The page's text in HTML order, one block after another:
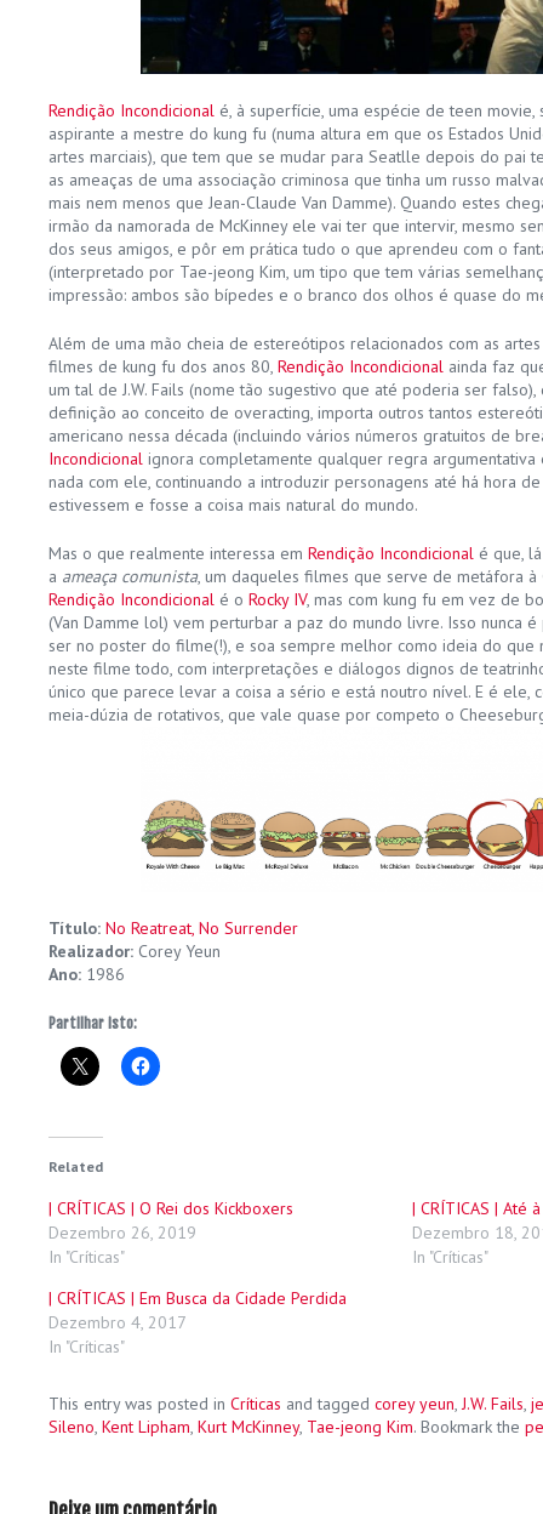
Rendição Incondicional é, à superfície, uma espécie de teen
aspirante a mestre do kung fu (numa altura em que os Estados
artes marciais), que tem que se mudar para Seatlle depois do pai
as ameaças de uma associação criminosa que tinha um russo
mais nem menos que Jean-Claude Van Damme). Quando estes
irmão da namorada de McKinney ele vai ter que intervir, mesmo
dos seus amigos, e pôr em prática tudo o que aprendeu com o
(interpretado por Tae-jeong Kim, um tipo que tem várias
impressão: ambos são bípedes e o branco dos olhos é quase do
Além de uma mão cheia de estereótipos relacionados com as
filmes de kung fu dos anos 80, Rendição Incondicional ainda faz
um tal de J.W. Fails (nome tão sugestivo que até poderia ser
definição ao conceito de overacting, importa outros tantos
americano nessa década (incluindo vários números gratuitos de
Incondicional ignora completamente qualquer regra
nada com ele, continuando a introduzir personagens até há hora
estivessem e fosse a coisa mais natural do mundo.
Mas o que realmente interessa em Rendição Incondicional é que,
a ameaça comunista, um daqueles filmes que serve de metáfora à
Rendição Incondicional é o Rocky IV, mas com kung fu em vez de
(Van Damme lol) vem perturbar a paz do mundo livre. Isso nunca
ser no poster do filme(!), e soa sempre melhor como ideia do que
neste filme todo, com interpretações e diálogos dignos de
único que parece levar a coisa a sério e está noutro nível. E é ele,
meia-dúzia de rotativos, que vale quase por competo o
Título: No Reatreat, No Surrender
Realizador: Corey Yeun
Ano: 1986
Partilhar isto:
Related
| CRÍTICAS | O Rei dos Kickboxers
Dezembro 26, 2019
In "Críticas"
| CRÍTICAS | Até
Dezembro 18,
In "Críticas"
| CRÍTICAS | Em Busca da Cidade Perdida
Dezembro 4, 2017
In "Críticas"
This entry was posted in Críticas and tagged corey yeun,J.W. Fails,
Sileno, Kent Lipham, Kurt McKinney, Tae-jeong Kim. Bookmark the